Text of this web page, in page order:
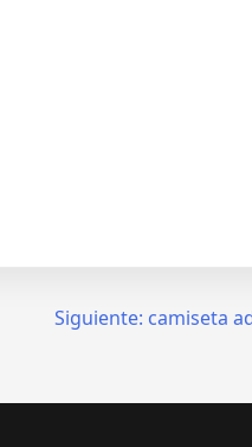
Siguiente: camiseta